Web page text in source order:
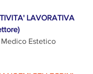
LAVORATIVA
Estetico